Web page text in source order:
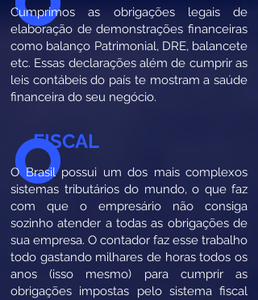
Cumprimos as obrigações legais de
elaboração de demonstrações financeiras
como balanço Patrimonial, DRE, balancete
etc. Essas declarações além de cumprir as
leis contábeis do país te mostram a saúde
financeira do seu negócio.
FISCAL
O Brasil possui um dos mais complexos
sistemas tributários do mundo, o que faz
com que o empresário não consiga
sozinho atender a todas as obrigações de
sua empresa. O contador faz esse trabalho
todo gastando milhares de horas todos os
anos (isso mesmo) para cumprir as
obrigações impostas pelo sistema fiscal